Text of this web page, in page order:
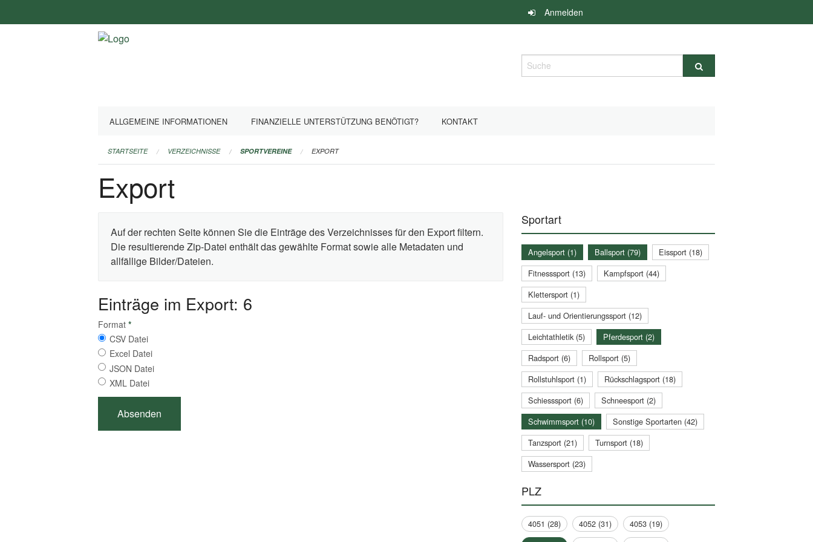
überspringen
Anmelden
Suche
ALLGEMEINE INFORMATIONEN FINANZIELLE UNTERSTÜTZUNG BENÖTIGT? KONTAKT
STARTSEITE VERZEICHNISSE SPORTVEREINE EXPORT
Export
Auf der rechten Seite können Sie die Einträge des Verzeichnisses für den Export filtern.
Die resultierende Zip-Datei enthält das gewählte Format sowie alle Metadaten und
allfällige Bilder/Dateien.
Einträge im Export: 6
Format *
CSV Datei
Excel Datei
JSON Datei
XML Datei
Sportart
Angelsport (1) Ballsport (79)
Eissport (18)
Fitnesssport (13)
Kampfsport (44)
Klettersport (1)
Lauf- und Orientierungssport (12)
Leichtathletik (5)
Pferdesport (2)
Radsport (6)
Rollsport (5)
Rollstuhlsport (1)
Rückschlagsport (18)
Schiesssport (6)
Schneesport (2)
Schwimmsport (10)
Sonstige Sportarten (42)
Tanzsport (21)
Turnsport (18)
Wassersport (23)
PLZ
4051 (28) 4052 (31)
4053 (19)